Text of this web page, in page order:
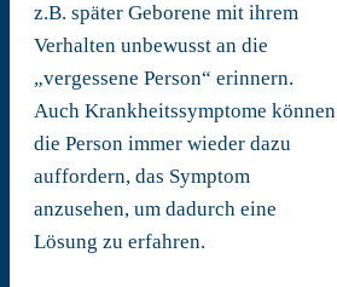
z.B. später Geborene mit ihrem
Verhalten unbewusst an die
„vergessene Person“ erinnern.
Auch Krankheitssymptome können
die Person immer wieder dazu
auffordern, das Symptom
anzusehen, um dadurch eine
Lösung zu erfahren.